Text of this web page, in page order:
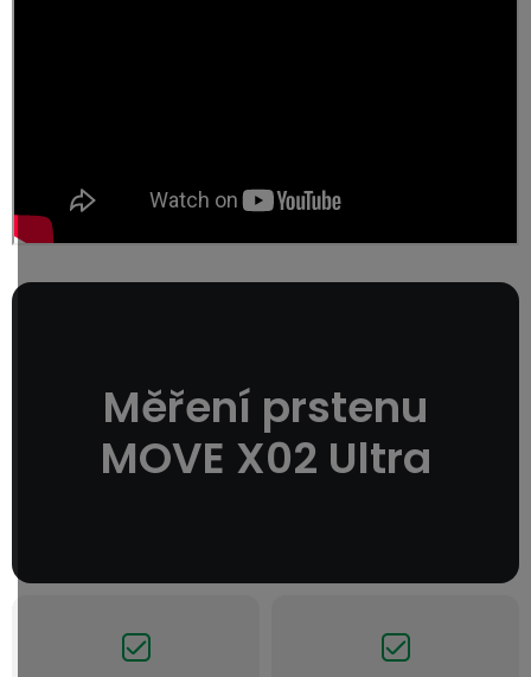
Měření prstenu
MOVE X02 Ultra